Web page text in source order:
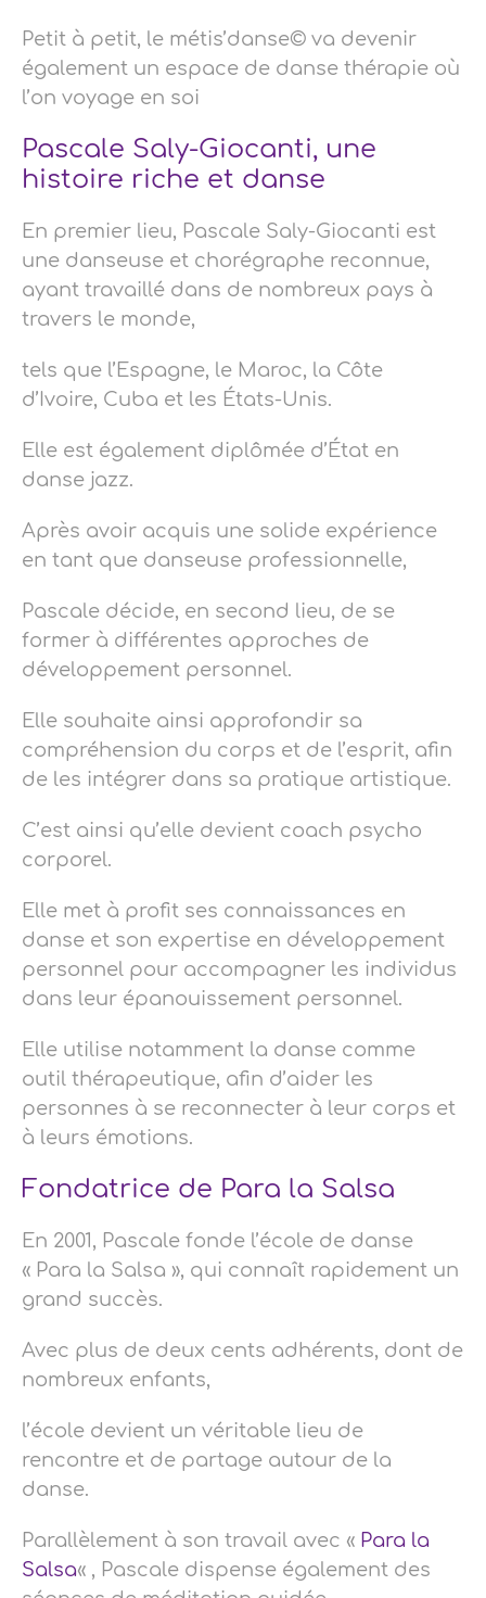
Petit à petit, le métis’danse© va devenir
également un espace de danse thérapie où
l’on voyage en soi
Pascale Saly-Giocanti, une
histoire riche et danse
En premier lieu, Pascale Saly-Giocanti est
une danseuse et chorégraphe reconnue,
ayant travaillé dans de nombreux pays à
travers le monde,
tels que l’Espagne, le Maroc, la Côte
d’Ivoire, Cuba et les États-Unis.
Elle est également diplômée d’État en
danse jazz.
Après avoir acquis une solide expérience
en tant que danseuse professionnelle,
Pascale décide, en second lieu, de se
former à différentes approches de
développement personnel.
Elle souhaite ainsi approfondir sa
compréhension du corps et de l’esprit, afin
de les intégrer dans sa pratique artistique.
C’est ainsi qu’elle devient coach psycho
corporel.
Elle met à profit ses connaissances en
danse et son expertise en développement
personnel pour accompagner les individus
dans leur épanouissement personnel.
Elle utilise notamment la danse comme
outil thérapeutique, afin d’aider les
personnes à se reconnecter à leur corps et
à leurs émotions.
Fondatrice de Para la Salsa
En 2001, Pascale fonde l’école de danse
« Para la Salsa », qui connaît rapidement un
grand succès.
Avec plus de deux cents adhérents, dont de
nombreux enfants,
l’école devient un véritable lieu de
rencontre et de partage autour de la
danse.
Parallèlement à son travail avec « Para la
Salsa« , Pascale dispense également des